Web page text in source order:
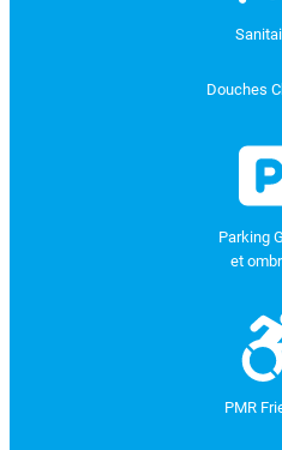
Douches
Parking
et
PMR